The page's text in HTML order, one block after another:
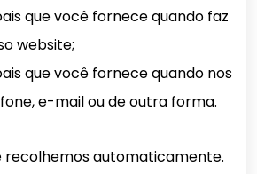
que você fornece quando faz
website;
que você fornece quando nos
e-mail ou de outra forma.
recolhemos automaticamente.